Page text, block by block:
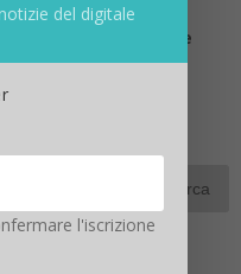
i ransomware e le
del digitale
l'iscrizione